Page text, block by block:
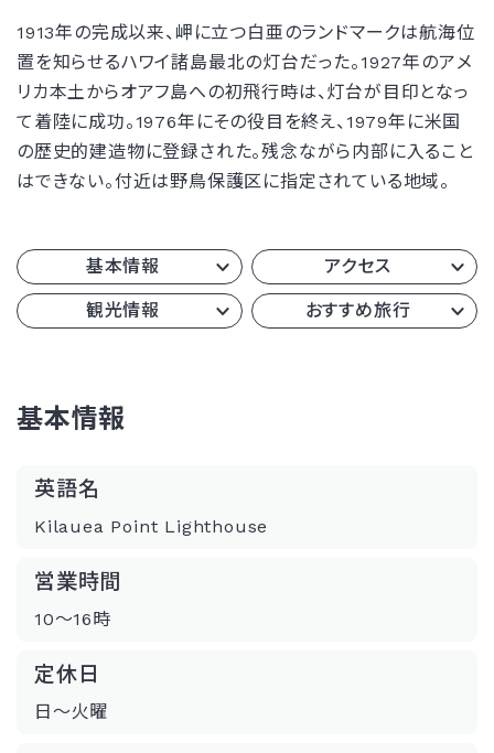
1913年の完成以来、岬に立つ白亜のランドマークは航海位
置を知らせるハワイ諸島最北の灯台だった。1927年のアメ
リカ本土からオアフ島への初飛行時は、灯台が目印となっ
て着陸に成功。1976年にその役目を終え、1979年に米国
の歴史的建造物に登録された。残念ながら内部に入ること
はできない。付近は野鳥保護区に指定されている地域。
基本情報 アクセス
観光情報 おすすめ旅行
基本情報
英語名
Kilauea Point Lighthouse
営業時間
10～16時
定休日
日～火曜